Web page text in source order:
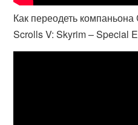
Как переодеть
Scrolls V: Skyrim – Special